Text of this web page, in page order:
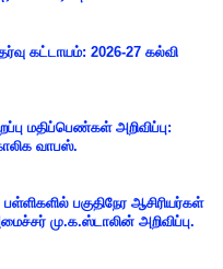
கட்டாயம்: 2026-27 கல்வி
மதிப்பெண்கள் அறிவிப்பு:
வாபஸ்.
பகுதிநேர ஆசிரியர்கள்
மு.க.ஸ்டாலின் அறிவிப்பு.